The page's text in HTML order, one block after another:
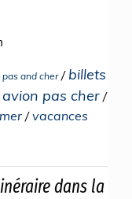
and cher/ billets
pas cher /
/vacances
dans la